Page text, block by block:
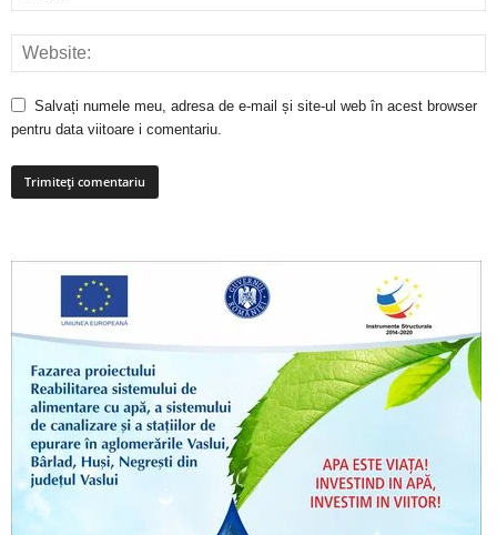
Salvați numele meu, adresa de e-mail și site-ul web în acest browser
pentru data viitoare i comentariu.